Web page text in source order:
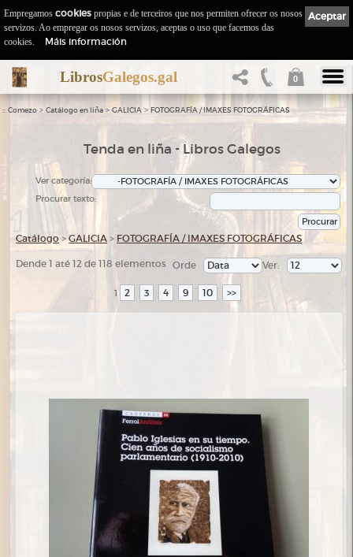
LibrosGalegos.gal 0
:: Comezo > Catálogo en liña > GALICIA> FOTOGRAFÍA / IMAXES FOTOGRÁFICAS
Tenda en liña - Libros Galegos
Ver categoría:
Procurar texto:
Catálogo >GALICIA > FOTOGRAFÍA / IMAXES FOTOGRÁFICAS
Dende 1 até 12 de 118 elementos Ver:
Orde
1 2 3 4 9 10 >>
Aceptar
Empregamos cookies propias e de terceiros que nos permiten ofrecer os nosos
servizos. Ao empregar os nosos servizos, aceptas o uso que facemos das
cookies.
Máis información